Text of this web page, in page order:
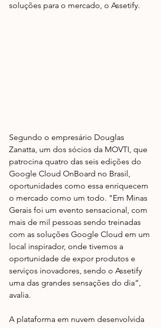
soluções para o mercado, o Assetify.
Segundo o empresário Douglas
Zanatta, um dos sócios da MOVTI, que
patrocina quatro das seis edições do
Google Cloud OnBoard no Brasil,
oportunidades como essa enriquecem
o mercado como um todo. "Em Minas
Gerais foi um evento sensacional, com
mais de mil pessoas sendo treinadas
com as soluções Google Cloud em um
local inspirador, onde tivemos a
oportunidade de expor produtos e
serviços inovadores, sendo o Assetify
uma das grandes sensações do dia”,
avalia.
A plataforma em nuvem desenvolvida